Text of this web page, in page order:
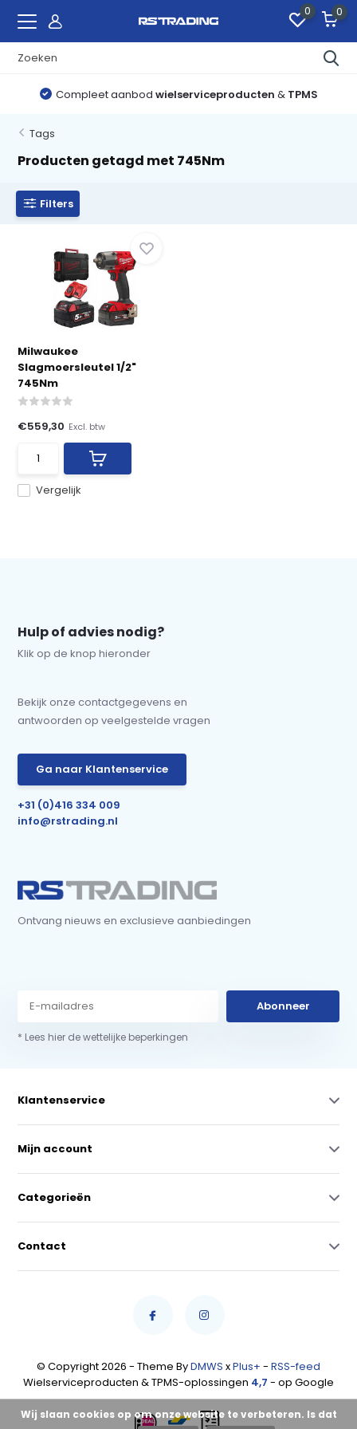
0 0
Compleet aanbod wielserviceproducten & TPMS
Tags
Producten getagd met 745Nm
Filters
Milwaukee
Slagmoersleutel 1/2"
745Nm
Vergelijk
€559,30 Excl. btw
Hulp of advies nodig?
Klik op de knop hieronder
Bekijk onze contactgegevens en
antwoorden op veelgestelde vragen
Ga naar Klantenservice
+31 (0)416 334 009
info@rstrading.nl
Ontvang nieuws en exclusieve aanbiedingen
Abonneer
* Lees hier de wettelijke beperkingen
Klantenservice
Mijn account
Categorieën
Contact
© Copyright 2026 - Theme ByDMWS xPlus+ - RSS-feed
Wielserviceproducten & TPMS-oplossingen 4,7 - op Google
Wij slaan cookies op om onze website te verbeteren. Is dat